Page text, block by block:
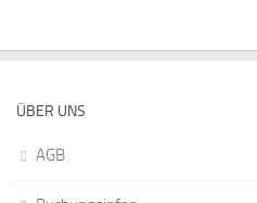
ÜBER UNS
AGB